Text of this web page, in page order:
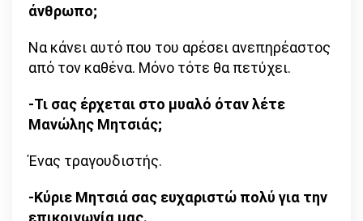
άνθρωπο;
Να κάνει αυτό που του αρέσει ανεπηρέαστος
από τον καθένα. Μόνο τότε θα πετύχει.
-Τι σας έρχεται στο μυαλό όταν λέτε
Μανώλης Μητσιάς;
Ένας τραγουδιστής.
-Κύριε Μητσιά σας ευχαριστώ πολύ για την
επικοινωνία μας.